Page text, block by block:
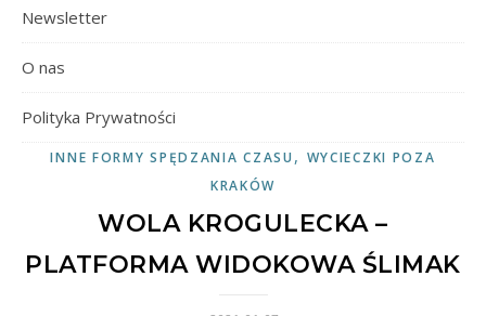
Newsletter
O nas
Polityka Prywatności
INNE FORMY SPĘDZANIA CZASU , WYCIECZKI POZA
KRAKÓW
WOLA KROGULECKA –
PLATFORMA WIDOKOWA ŚLIMAK